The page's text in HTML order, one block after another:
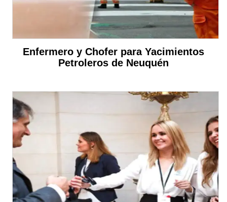
Enfermero y Chofer para Yacimientos
Petroleros de Neuquén